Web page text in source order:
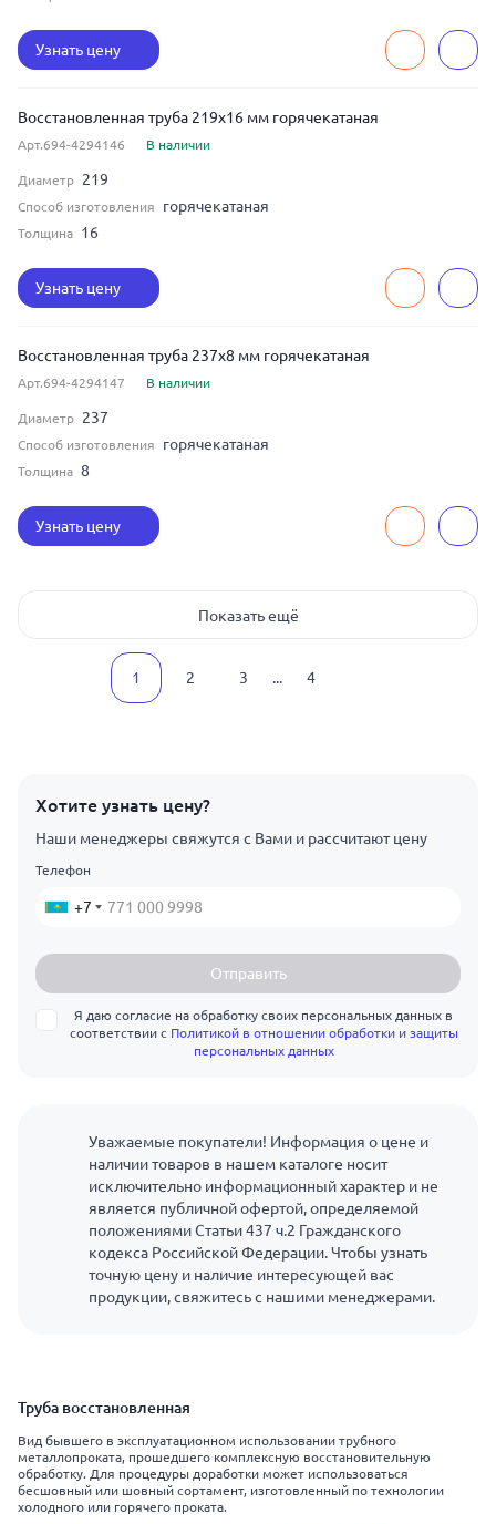
Узнать цену
Восстановленная труба 219x16 мм горячекатаная
Арт.694-4294146 В наличии
Диаметр 219
Способ изготовления горячекатаная
Толщина 16
Узнать цену
Восстановленная труба 237x8 мм горячекатаная
Арт.694-4294147 В наличии
Диаметр 237
Способ изготовления горячекатаная
Толщина 8
Узнать цену
Показать ещё
1 2 3 ... 4
Хотите узнать цену?
Наши менеджеры свяжутся с Вами и рассчитают цену
Телефон
+7
Отправить
Я даю согласие на обработку своих персональных данных в
соответствии с Политикой в отношении обработки и защиты
персональных данных
Уважаемые покупатели! Информация о цене и
наличии товаров в нашем каталоге носит
исключительно информационный характер и не
является публичной офертой, определяемой
положениями Статьи 437 ч.2 Гражданского
кодекса Российской Федерации. Чтобы узнать
точную цену и наличие интересующей вас
продукции, свяжитесь с нашими менеджерами.
Труба восстановленная
Вид бывшего в эксплуатационном использовании трубного
металлопроката, прошедшего комплексную восстановительную
обработку. Для процедуры доработки может использоваться
бесшовный или шовный сортамент, изготовленный по технологии
холодного или горячего проката.